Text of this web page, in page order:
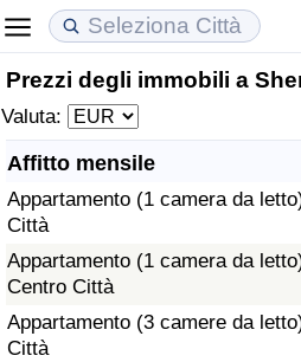
Prezzi degli immobili a
Valuta:
Affitto mensile
Appartamento (1 camera da
Città
Appartamento (1 camera da
Centro Città
Appartamento (3 camere da
Città
Costo della vita
Indice Del Costo Della Vita
Indice Del Costo Della Vita
Indice del Costo della Vita per
ad Aqaba
Prezzi degli immobili
Indice del Prezzo delle Case
Indice del Prezzo delle Case
Indice del Prezzo delle Case
Qualità della Vita
Indice della Qualità della Vita
Indice della Qualità della Vita
Indice della qualità della vita
Criminalità